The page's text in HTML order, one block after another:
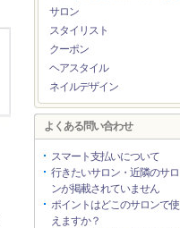
サロン
スタイリスト
クーポン
ヘアスタイル
ネイルデザイン
よくある問い合わせ
スマート支払いについて
行きたいサロン・近隣のサロ
ンが掲載されていません
ポイントはどこのサロンで使
えますか？